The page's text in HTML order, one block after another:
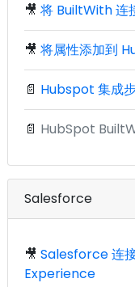
🎥 将 BuiltWith 连
🎥 将属性添加到
📄 Hubspot 集成
📄 HubSpot
Salesforce
🎥 Salesforce 连
Experience